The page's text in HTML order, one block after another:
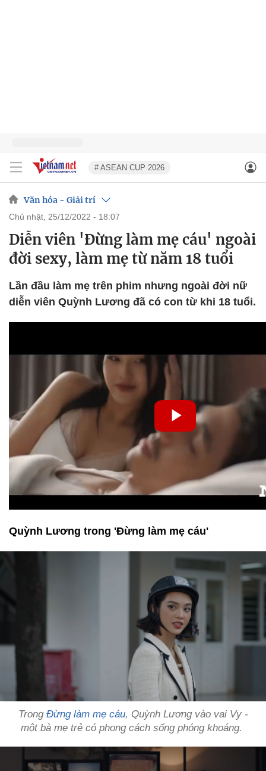
# ASEAN CUP 2026
Văn hóa - Giải trí
chủ nhật, 25/12/2022 - 18:07
Diễn viên 'Đừng làm mẹ cáu' ngoài
đời sexy, làm mẹ từ năm 18 tuổi
Lần đầu làm mẹ trên phim nhưng ngoài đời nữ
diễn viên Quỳnh Lương đã có con từ khi 18 tuổi.
Quỳnh Lương trong 'Đừng làm mẹ cáu'
Trong Đừng làm mẹ cáu, Quỳnh Lương vào vai Vy -
một bà mẹ trẻ có phong cách sống phóng khoáng.